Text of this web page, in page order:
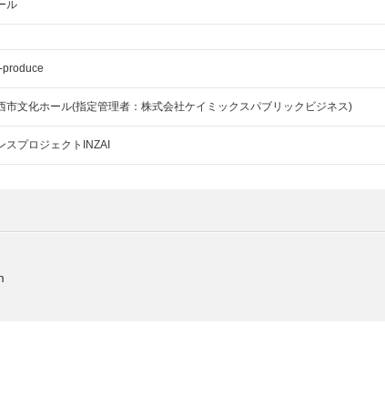
ル
produce
市文化ホール(指定管理者：株式会社ケイミックスパブリックビジネス)
スプロジェクトINZAI